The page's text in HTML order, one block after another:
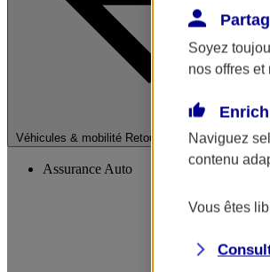
Véhicules & mobilité Retour à la section
Assurance Auto
Soyez
nos offres et
Naviguez
contenu
Vous êtes